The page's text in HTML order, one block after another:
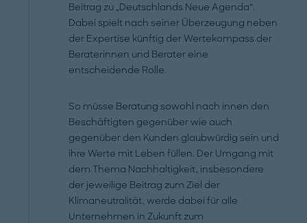
Beitrag zu „Deutschlands Neue Agenda“.
Dabei spielt nach seiner Überzeugung neben
der Expertise künftig der Wertekompass der
Beraterinnen und Berater eine
entscheidende Rolle.
So müsse Beratung sowohl nach innen den
Beschäftigten gegenüber wie auch
gegenüber den Kunden glaubwürdig sein und
ihre Werte mit Leben füllen. Der Umgang mit
dem Thema Nachhaltigkeit, insbesondere
der jeweilige Beitrag zum Ziel der
Klimaneutralität, werde dabei für alle
Unternehmen in Zukunft zum